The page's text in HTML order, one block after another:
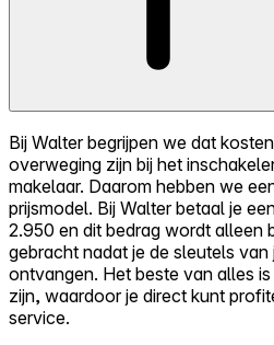
Bij Walter begrijpen we dat
overweging zijn bij het
makelaar. Daarom hebben we
prijsmodel. Bij Walter betaal je
2.950 en dit bedrag wordt alleen
gebracht nadat je de sleutels
ontvangen. Het beste van alles
zijn, waardoor je direct kunt
service.